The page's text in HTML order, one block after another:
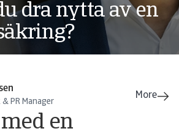
dra nytta av en
PR Manager
en